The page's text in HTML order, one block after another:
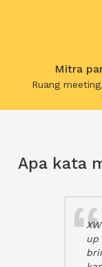
Mitra
Ruang
Apa kata
up